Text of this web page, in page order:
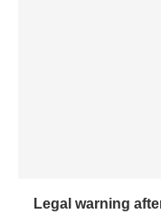
Legal warning